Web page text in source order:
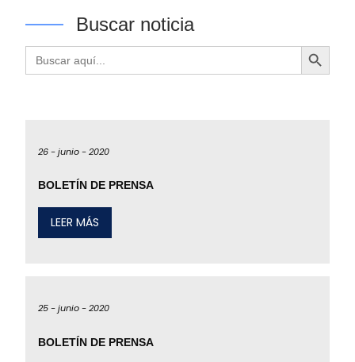
Buscar noticia
Buscar: Botón de búsqueda
26 -junio -2020
BOLETÍN DE PRENSA
LEER MÁS
25 -junio -2020
BOLETÍN DE PRENSA